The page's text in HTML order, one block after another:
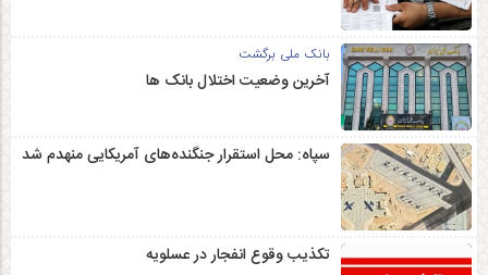
بانک ملی برگشت
آخرین وضعیت اختلال بانک ها
سپاه: محل استقرار جنگنده‌های آمریکایی منهدم شد
تکذیب وقوع انفجار در عسلویه